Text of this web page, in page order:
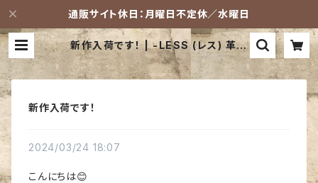
通販サイト休日：月曜日不定休／水曜日
新作入荷です！ | -LESS (レス) 革鞄
ショップ
新作入荷です！
2024/03/24 18:07
こんにちは😊